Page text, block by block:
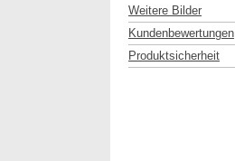
Weitere Bilder
Kundenbewertungen
Produktsicherheit